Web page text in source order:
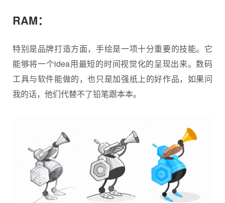
RAM：
特别是品牌打造方面，手绘是一项十分重要的技能。它
能够将一个idea用最短的时间视觉化的呈现出来。数码
工具与软件能做的，也只是加强纸上的好作品，如果问
我的话，他们代替不了铅笔跟本本。